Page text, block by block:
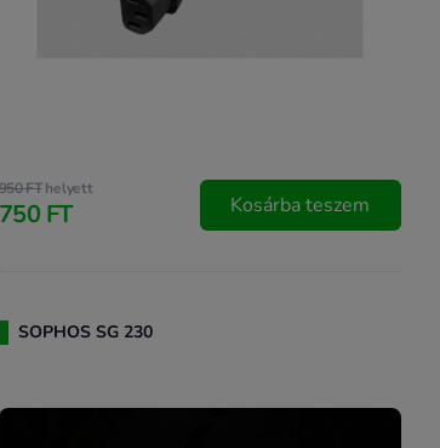
FThelyett
750 FT Kosárba teszem
SOPHOS SG 230